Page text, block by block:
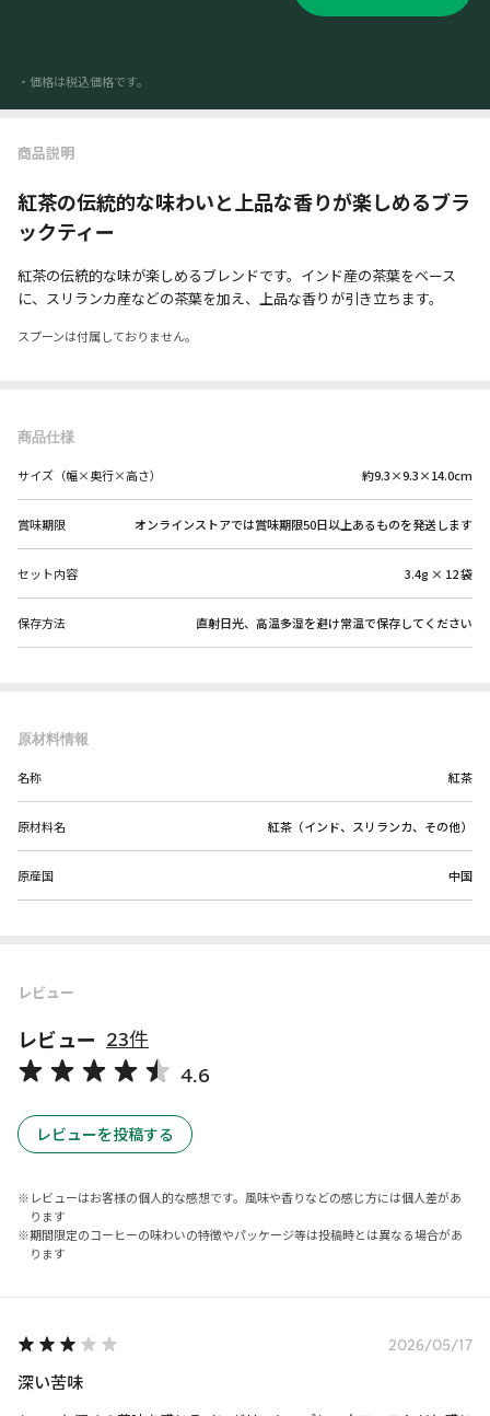
・価格は税込価格です。
商品説明
紅茶の伝統的な味わいと上品な香りが楽しめるブラ
ックティー
紅茶の伝統的な味が楽しめるブレンドです。インド産の茶葉をベース
に、スリランカ産などの茶葉を加え、上品な香りが引き立ちます。
スプーンは付属しておりません。
商品仕様
サイズ（幅×奥行×高さ） 約9.3×9.3×14.0cm
賞味期限 オンラインストアでは賞味期限50日以上あるものを発送します
セット内容 3.4g × 12 袋
保存方法 直射日光、高温多湿を避け常温で保存してください
原材料情報
名称 紅茶
原材料名 紅茶（インド、スリランカ、その他）
原産国 中国
レビュー
レビュー 23件
4.6
レビューを投稿する
レビューはお客様の個人的な感想です。風味や香りなどの感じ方には個人差があ
ります
期間限定のコーヒーの味わいの特徴やパッケージ等は投稿時とは異なる場合があ
ります
2026/05/17
深い苦味